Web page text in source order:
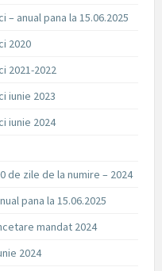
anual pana la 15.06.2025
2020
2021-2022
iunie 2023
iunie 2024
de zile de la numire – 2024
pana la 15.06.2025
mandat 2024
2024